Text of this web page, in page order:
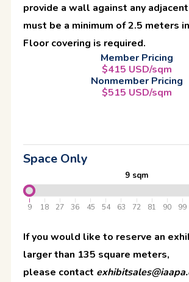
provide a wall against any
must be a minimum of 2.5 meters
Floor covering is required.
Member Pricing
$415 USD/sqm
Nonmember Pricing
$515 USD/sqm
Space Only
9 sqm
9 18 27 36 45 54 63 72 81 90 99
If you would like to reserve an
larger than 135 square meters,
please contact